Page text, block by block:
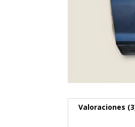
Valoraciones